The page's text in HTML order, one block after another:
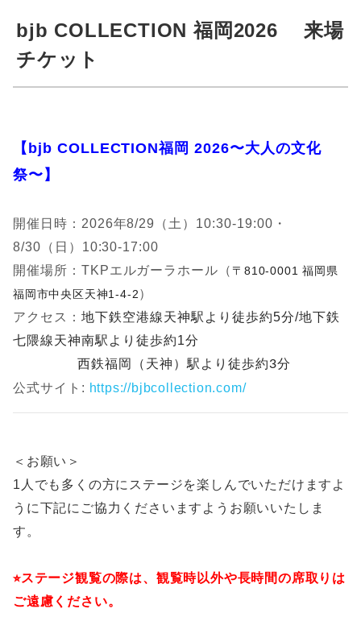
bjb COLLECTION 福岡2026 来場
チケット
【bjb COLLECTION福岡 2026〜大人の文化
祭〜】
開催日時：2026年8/29（土） 10:30-19:00・
8/30（日）10:30-17:00
開催場所：TKPエルガーラホール（ 〒810-0001 福岡県
福岡市中央区天神1-4-2）
アクセス： 地下鉄空港線天神駅より徒歩約5分/地下鉄
七隈線天神南駅より徒歩約1分
西鉄福岡（天神）駅より徒歩約3分
公式サイト: https://bjbcollection.com/
＜お願い＞
1人でも多くの方にステージを楽しんでいただけますよ
うに下記にご協力くださいますようお願いいたしま
す。
⭐︎ステージ観覧の際は、観覧時以外や長時間の席取りは
ご遠慮ください。